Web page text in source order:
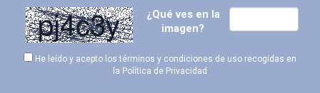
¿Qué ves en la
imagen?
He leído y acepto los términos y condiciones de uso recogidas en
la Política de Privacidad